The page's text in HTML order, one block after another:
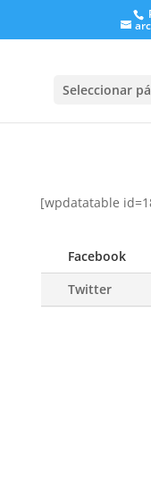
Seleccionar
[wpdatatable
Facebook
Twitter